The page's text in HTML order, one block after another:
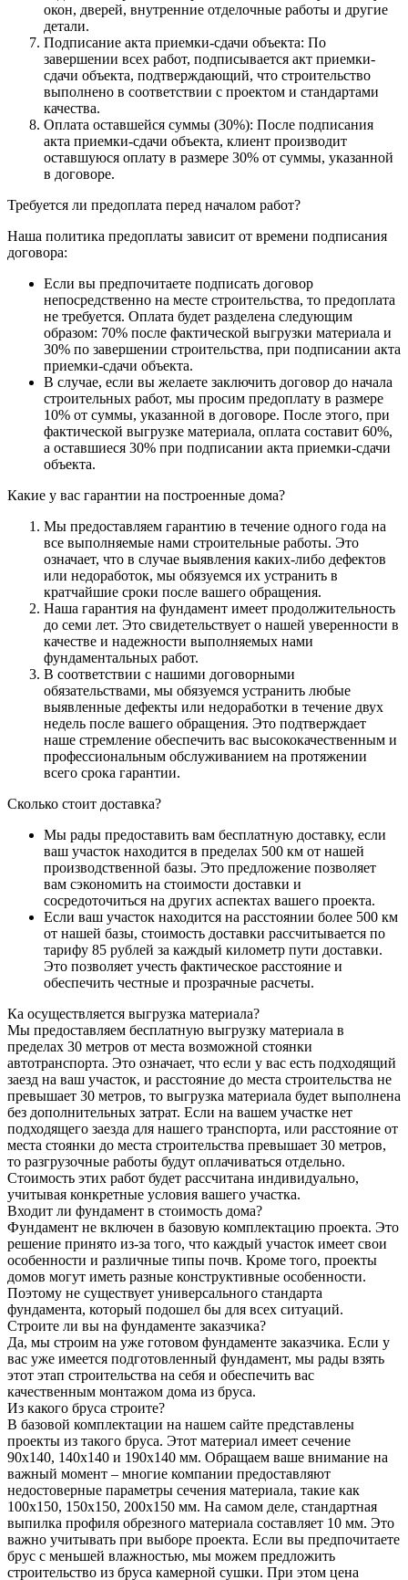
окон, дверей, внутренние отделочные работы и другие
детали.
Подписание акта приемки-сдачи объекта: По
завершении всех работ, подписывается акт приемки-
сдачи объекта, подтверждающий, что строительство
выполнено в соответствии с проектом и стандартами
качества.
Оплата оставшейся суммы (30%): После подписания
акта приемки-сдачи объекта, клиент производит
оставшуюся оплату в размере 30% от суммы, указанной
в договоре.
Требуется ли предоплата перед началом работ?
Наша политика предоплаты зависит от времени подписания
договора:
Если вы предпочитаете подписать договор
непосредственно на месте строительства, то предоплата
не требуется. Оплата будет разделена следующим
образом: 70% после фактической выгрузки материала и
30% по завершении строительства, при подписании акта
приемки-сдачи объекта.
В случае, если вы желаете заключить договор до начала
строительных работ, мы просим предоплату в размере
10% от суммы, указанной в договоре. После этого, при
фактической выгрузке материала, оплата составит 60%,
а оставшиеся 30% при подписании акта приемки-сдачи
объекта.
Какие у вас гарантии на построенные дома?
Мы предоставляем гарантию в течение одного года на
все выполняемые нами строительные работы. Это
означает, что в случае выявления каких-либо дефектов
или недоработок, мы обязуемся их устранить в
кратчайшие сроки после вашего обращения.
Наша гарантия на фундамент имеет продолжительность
до семи лет. Это свидетельствует о нашей уверенности в
качестве и надежности выполняемых нами
фундаментальных работ.
В соответствии с нашими договорными
обязательствами, мы обязуемся устранить любые
выявленные дефекты или недоработки в течение двух
недель после вашего обращения. Это подтверждает
наше стремление обеспечить вас высококачественным и
профессиональным обслуживанием на протяжении
всего срока гарантии.
Сколько стоит доставка?
Мы рады предоставить вам бесплатную доставку, если
ваш участок находится в пределах 500 км от нашей
производственной базы. Это предложение позволяет
вам сэкономить на стоимости доставки и
сосредоточиться на других аспектах вашего проекта.
Если ваш участок находится на расстоянии более 500 км
от нашей базы, стоимость доставки рассчитывается по
тарифу 85 рублей за каждый километр пути доставки.
Это позволяет учесть фактическое расстояние и
обеспечить честные и прозрачные расчеты.
Ка осуществляется выгрузка материала?
Мы предоставляем бесплатную выгрузку материала в
пределах 30 метров от места возможной стоянки
автотранспорта. Это означает, что если у вас есть подходящий
заезд на ваш участок, и расстояние до места строительства не
превышает 30 метров, то выгрузка материала будет выполнена
без дополнительных затрат. Если на вашем участке нет
подходящего заезда для нашего транспорта, или расстояние от
места стоянки до места строительства превышает 30 метров,
то разгрузочные работы будут оплачиваться отдельно.
Стоимость этих работ будет рассчитана индивидуально,
учитывая конкретные условия вашего участка.
Входит ли фундамент в стоимость дома?
Фундамент не включен в базовую комплектацию проекта. Это
решение принято из-за того, что каждый участок имеет свои
особенности и различные типы почв. Кроме того, проекты
домов могут иметь разные конструктивные особенности.
Поэтому не существует универсального стандарта
фундамента, который подошел бы для всех ситуаций.
Строите ли вы на фундаменте заказчика?
Да, мы строим на уже готовом фундаменте заказчика. Если у
вас уже имеется подготовленный фундамент, мы рады взять
этот этап строительства на себя и обеспечить вас
качественным монтажом дома из бруса.
Из какого бруса строите?
В базовой комплектации на нашем сайте представлены
проекты из такого бруса. Этот материал имеет сечение
90x140, 140x140 и 190x140 мм. Обращаем ваше внимание на
важный момент – многие компании предоставляют
недостоверные параметры сечения материала, такие как
100x150, 150x150, 200x150 мм. На самом деле, стандартная
выпилка профиля обрезного материала составляет 10 мм. Это
важно учитывать при выборе проекта. Если вы предпочитаете
брус с меньшей влажностью, мы можем предложить
строительство из бруса камерной сушки. При этом цена